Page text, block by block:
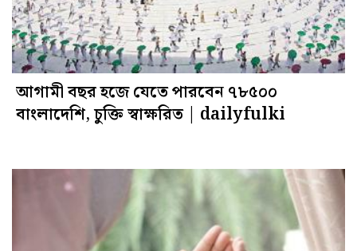
আগামী বছর হজে যেতে পারবেন ৭৮৫০০
বাংলাদেশি, চুক্তি স্বাক্ষরিত | dailyfulki